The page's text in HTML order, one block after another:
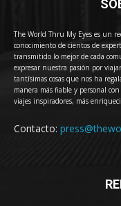
The World Thru My Eyes es un
conocimiento de cientos de
transmitido lo mejor de cada
expresar nuestra pasión por
tantísimas cosas que nos ha
manera más fiable y personal
viajes inspiradores, más
Contacto: